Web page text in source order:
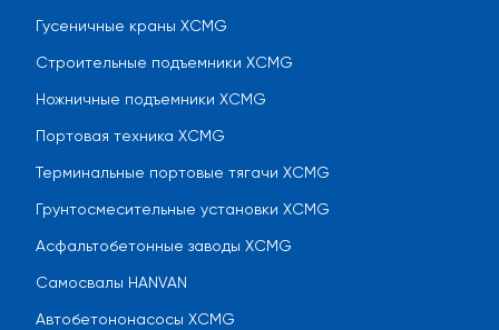
Гусеничные краны XCMG
Строительные подъемники XCMG
Ножничные подъемники XCMG
Портовая техника XCMG
Терминальные портовые тягачи XCMG
Грунтосмесительные установки XCMG
Асфальтобетонные заводы XCMG
Самосвалы HANVAN
Автобетононасосы XCMG